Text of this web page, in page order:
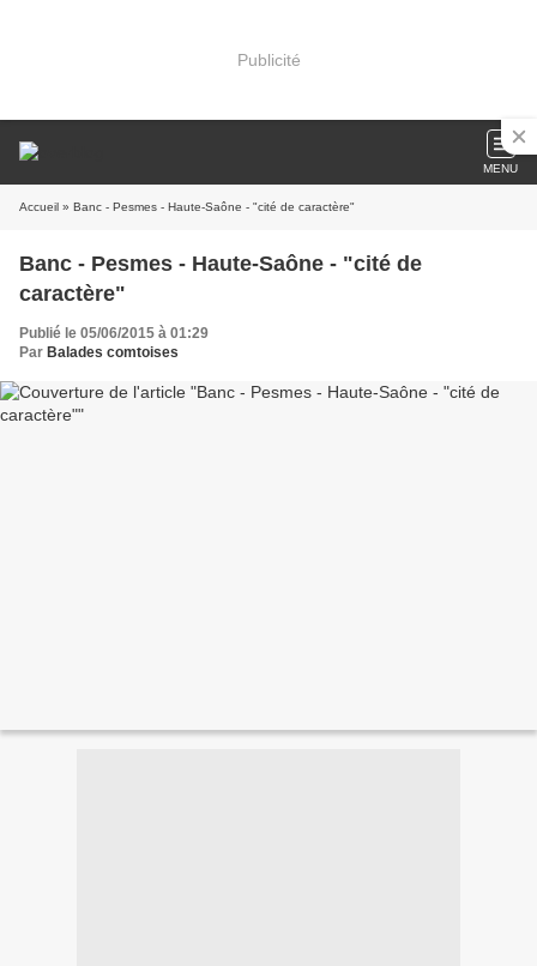
Publicité
MENU
Accueil » Banc - Pesmes - Haute-Saône - "cité de caractère"
Banc - Pesmes - Haute-Saône - "cité de
caractère"
Publié le 05/06/2015 à 01:29
Par Balades comtoises